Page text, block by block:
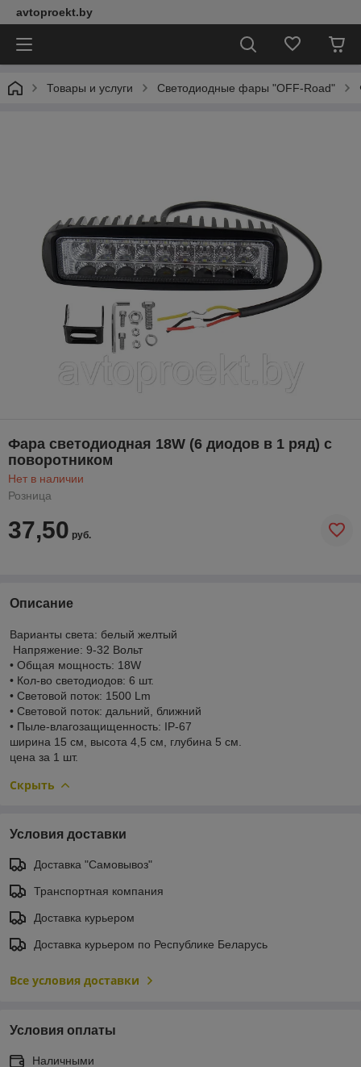
avtoproekt.by
Товары и услуги Светодиодные фары "OFF-Road"
Фара светодиодная 18W (6 диодов в 1 ряд) с
поворотником
Нет в наличии
Розница
37,50 руб.
Описание
Варианты света: белый желтый
Напряжение: 9-32 Вольт
• Общая мощность: 18W
• Кол-во светодиодов: 6 шт.
• Световой поток: 1500 Lm
• Световой поток: дальний, ближний
• Пыле-влагозащищенность: IP-67
ширина 15 см, высота 4,5 см, глубина 5 см.
цена за 1 шт.
Скрыть
Условия доставки
Доставка "Самовывоз"
Транспортная компания
Доставка курьером
Доставка курьером по Республике Беларусь
Все условия доставки
Условия оплаты
Наличными